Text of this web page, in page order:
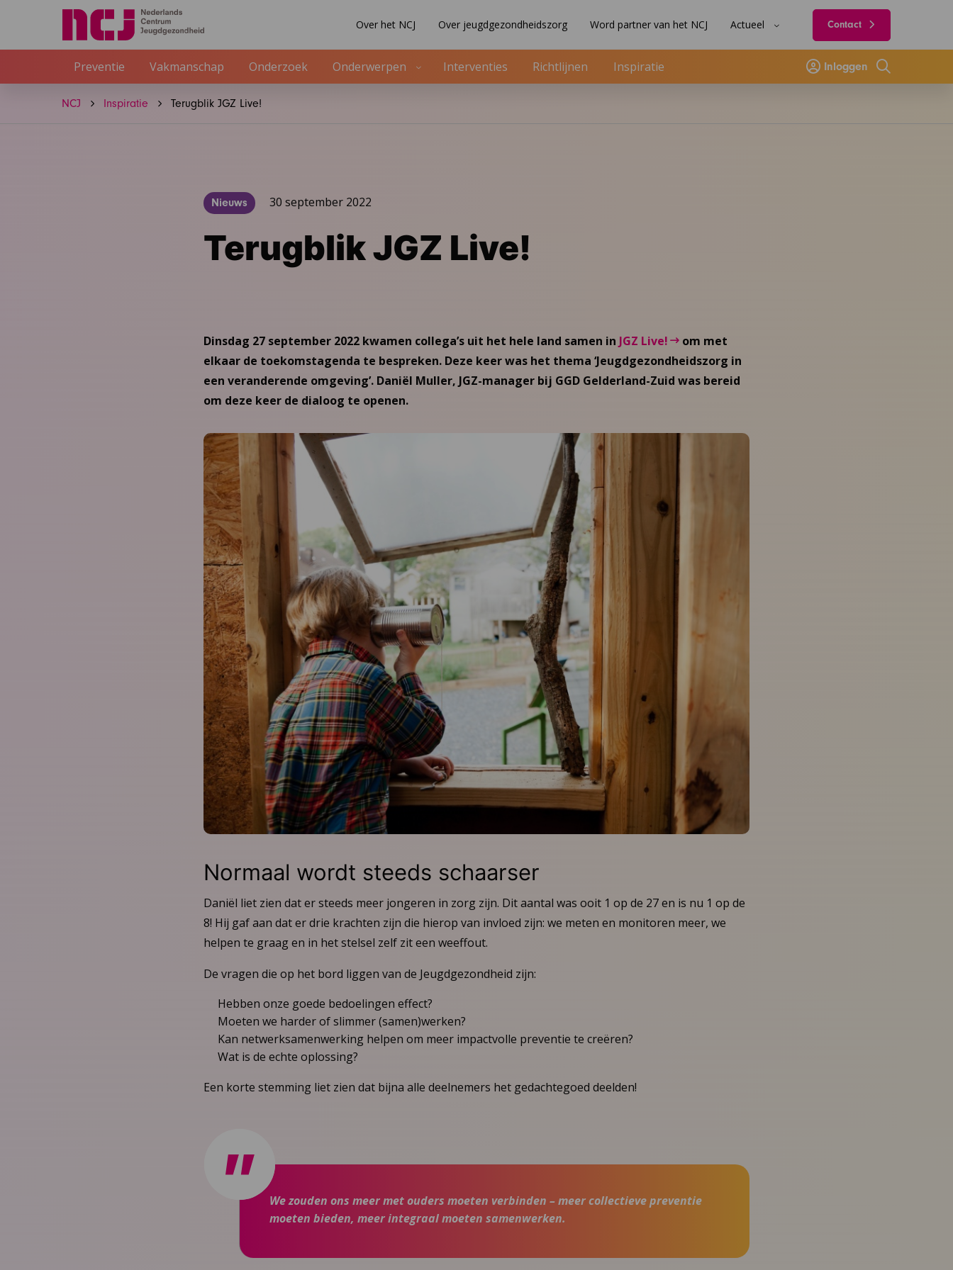
Over het NCJ Over jeugdgezondheidszorg Word partner van het NCJ Actueel Contact
Preventie Vakmanschap Onderzoek Onderwerpen Interventies Richtlijnen Inspiratie Inloggen
Zoeken
NCJ Inspiratie Terugblik JGZ Live!
Nieuws 30 september 2022
Terugblik JGZ Live!
Dinsdag 27 september 2022 kwamen collega’s uit het hele land samen in JGZ Live!
om met
elkaar de toekomstagenda te bespreken. Deze keer was het thema ‘Jeugdgezondheidszorg in
een veranderende omgeving’. Daniël Muller, JGZ-manager bij GGD Gelderland-Zuid was bereid
om deze keer de dialoog te openen.
Normaal wordt steeds schaarser
Daniël liet zien dat er steeds meer jongeren in zorg zijn. Dit aantal was ooit 1 op de 27 en is nu 1 op de
8! Hij gaf aan dat er drie krachten zijn die hierop van invloed zijn: we meten en monitoren meer, we
helpen te graag en in het stelsel zelf zit een weeffout.
De vragen die op het bord liggen van de Jeugdgezondheid zijn:
Hebben onze goede bedoelingen effect?
Moeten we harder of slimmer (samen)werken?
Kan netwerksamenwerking helpen om meer impactvolle preventie te creëren?
Wat is de echte oplossing?
Een korte stemming liet zien dat bijna alle deelnemers het gedachtegoed deelden!
We zouden ons meer met ouders moeten verbinden – meer collectieve preventie
moeten bieden, meer integraal moeten samenwerken.